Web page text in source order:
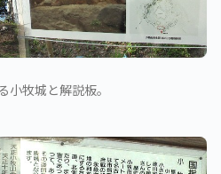
小牧城と解説板。